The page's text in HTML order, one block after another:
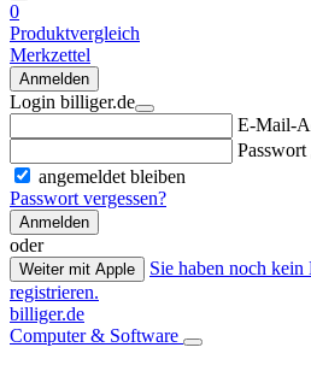
0
Produktvergleich
Merkzettel
Anmelden
Login billiger.de
E-Mail-
Passwort
angemeldet bleiben
Passwort vergessen?
Anmelden
oder
Weiter mit Apple
Sie haben noch
registrieren.
billiger.de
Computer & Software